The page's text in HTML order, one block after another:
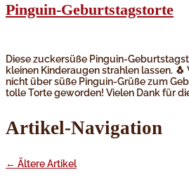
Pinguin-Geburtstagstorte
Diese zuckersüße Pinguin-
kleinen Kinderaugen strahlen lassen.
nicht über süße Pinguin-Grüße zum
tolle Torte geworden! Vielen Dank für
Artikel-Navigation
← Ältere Artikel